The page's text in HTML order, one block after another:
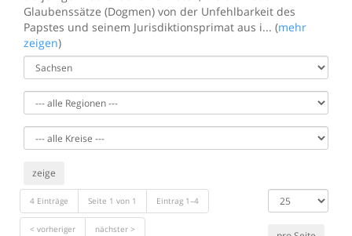
Glaubenssätze (Dogmen) von der Unfehlbarkeit des
Papstes und seinem Jurisdiktionsprimat aus i... (mehr
zeigen)
zeige
Datensätze
anzeigen
4 Einträge Seite 1 von 1 Eintrag 1–4
< vorheriger nächster >